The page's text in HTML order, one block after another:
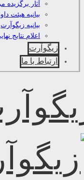
آثار برگزیده
بیانیه هیئت
بیانیه زیگوآرت
اعلام نتایج
زیگوآرت
ارتباط با ما